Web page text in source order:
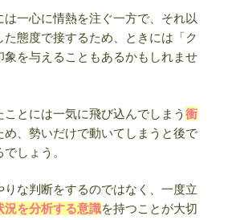
一心に情熱を注ぐ一方で、それ以
態度で接するため、ときには「ク
象を与えることもあるかもしれませ
とには一気に飛び込んでしまう 衝
め、勢いだけで動いてしまうと後で
しょう。
な判断をするのではなく、一度立
況を分析する意識を持つことが大切